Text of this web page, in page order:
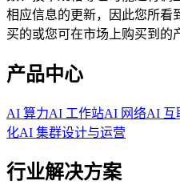
相应信息的更新，因此您所看
买的或您可在市场上购买到的
产品中心
AI 算力AI 工作站AI 网络AI 互
化AI 集群设计与运营
行业解决方案